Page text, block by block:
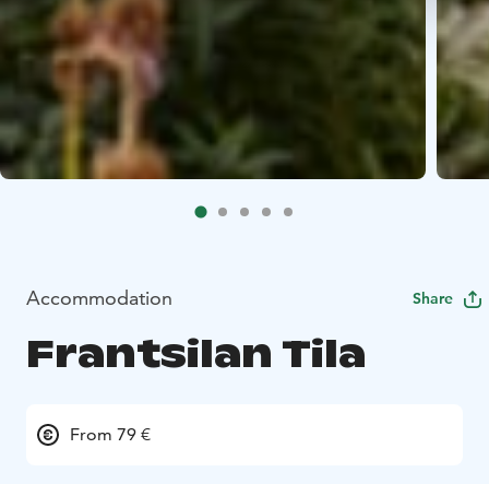
Accommodation Share
Frantsilan Tila
From 79 €